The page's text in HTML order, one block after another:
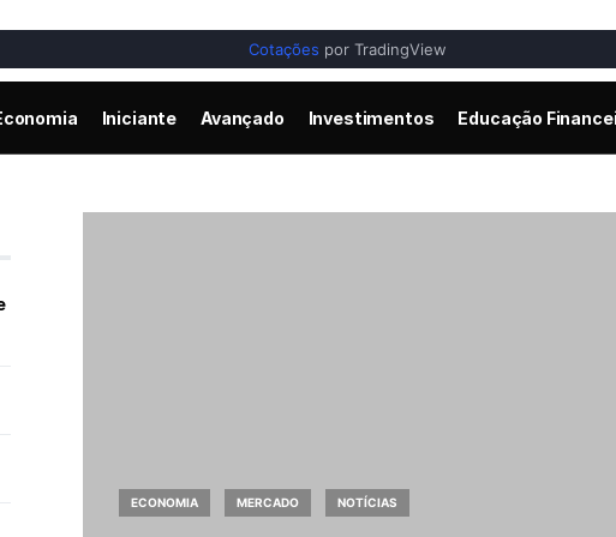
Cotações por TradingView
Iniciante Avançado Investimentos Educação
ECONOMIA MERCADO NOTÍCIAS